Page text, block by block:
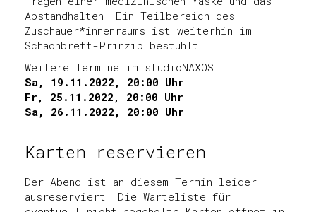
Abstandhalten. Ein Teilbereich des
Zuschauer*innenraums ist weiterhin im
Schachbrett-Prinzip bestuhlt.
Weitere Termine im studioNAXOS:
Sa, 19.11.2022, 20:00 Uhr
Fr, 25.11.2022, 20:00 Uhr
Sa, 26.11.2022, 20:00 Uhr
Karten reservieren
Der Abend ist an diesem Termin leider
ausreserviert. Die Warteliste für